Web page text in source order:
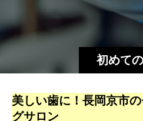
初めて
美しい歯に！長岡京市
グサロン